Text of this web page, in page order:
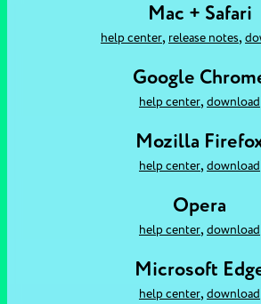
Mac + Safari
help center, release notes,
Google
help center, download
Mozilla
help center, download
Opera
help center, download
Microsoft
help center, download